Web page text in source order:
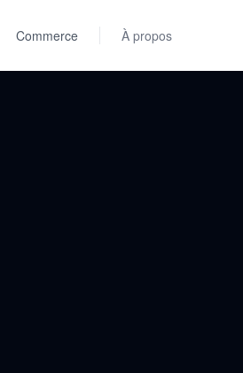
Commerce À propos